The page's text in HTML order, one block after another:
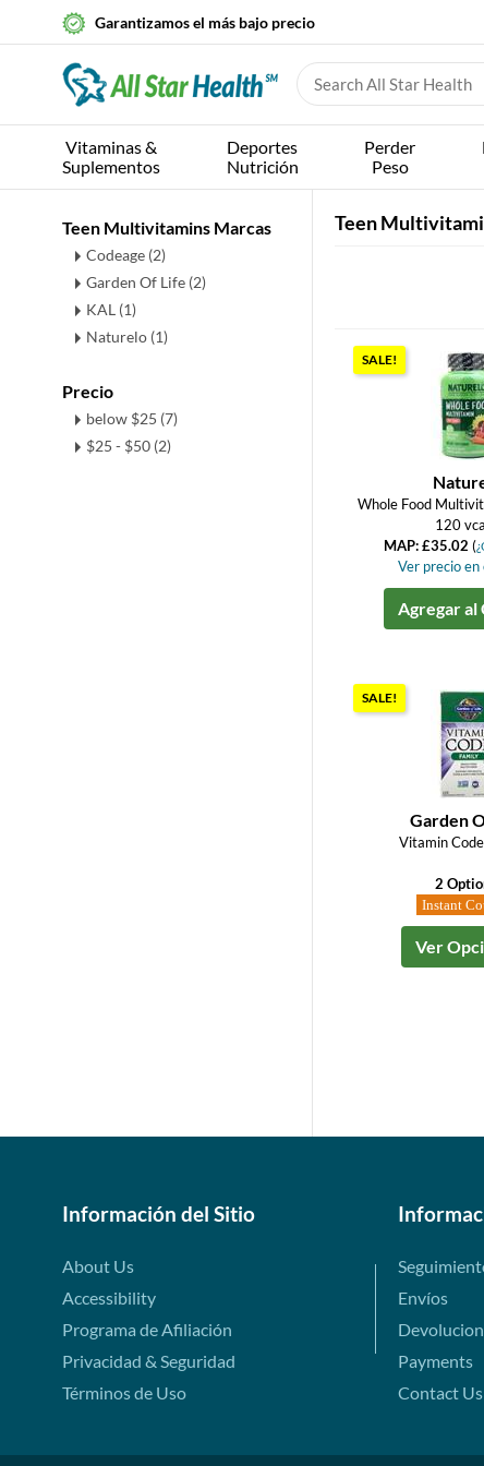
Garantizamos el más bajo precio
Vitaminas &
Suplementos
Deportes
Nutrición
Perder
Peso
Teen Multivitamins Marcas
Codeage (2)
Garden Of Life (2)
KAL (1)
Naturelo (1)
Precio
below $25 (7)
$25 - $50 (2)
Teen
SALE!
Whole Food
120
MAP: £35.02(
Ver precio
Agregar al
SALE!
Garden
Vitamin
2
Instant
Ver
Información del Sitio
About Us
Accessibility
Programa de Afiliación
Privacidad & Seguridad
Términos de Uso
Envíos
Payments
Contact Us